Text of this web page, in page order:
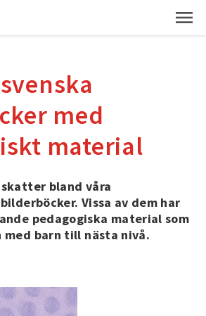
med
material
bland våra
Vissa av dem har
pedagogiska material som
med barn till nästa nivå.